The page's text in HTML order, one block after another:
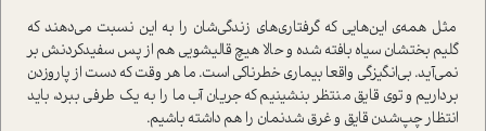
مثل همه‌ی این‌هایی که گرفتاری‌های زندگی‌شان را به این نسبت می‌دهند که
گلیم بختشان سیاه بافته شده و حالا هیچ قالیشویی هم از پس سفید‌کردنش بر
نمی‌آید. بی‌انگیزگی واقعا بیماری خطرناکی است. ما هر وقت که دست از پارو‌زدن
برداریم و توی قایق منتظر بنشینیم که جریان آب ما را به یک طرفی ببرد، باید
انتظار چپ‌شدن قایق و غرق شدنمان را هم داشته باشیم.